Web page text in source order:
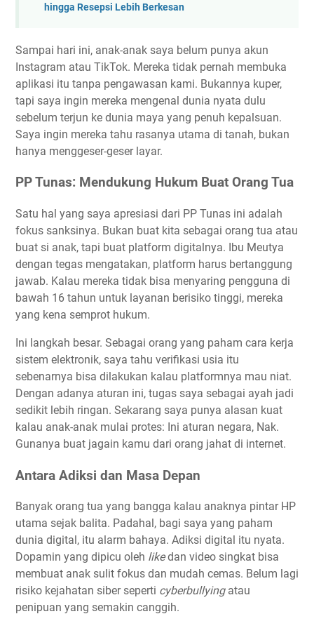
hingga Resepsi Lebih Berkesan
Sampai hari ini, anak-anak saya belum punya akun
Instagram atau TikTok. Mereka tidak pernah membuka
aplikasi itu tanpa pengawasan kami. Bukannya kuper,
tapi saya ingin mereka mengenal dunia nyata dulu
sebelum terjun ke dunia maya yang penuh kepalsuan.
Saya ingin mereka tahu rasanya utama di tanah, bukan
hanya menggeser-geser layar.
PP Tunas: Mendukung Hukum Buat Orang Tua
Satu hal yang saya apresiasi dari PP Tunas ini adalah
fokus sanksinya. Bukan buat kita sebagai orang tua atau
buat si anak, tapi buat platform digitalnya. Ibu Meutya
dengan tegas mengatakan, platform harus bertanggung
jawab. Kalau mereka tidak bisa menyaring pengguna di
bawah 16 tahun untuk layanan berisiko tinggi, mereka
yang kena semprot hukum.
Ini langkah besar. Sebagai orang yang paham cara kerja
sistem elektronik, saya tahu verifikasi usia itu
sebenarnya bisa dilakukan kalau platformnya mau niat.
Dengan adanya aturan ini, tugas saya sebagai ayah jadi
sedikit lebih ringan. Sekarang saya punya alasan kuat
kalau anak-anak mulai protes: Ini aturan negara, Nak.
Gunanya buat jagain kamu dari orang jahat di internet.
Antara Adiksi dan Masa Depan
Banyak orang tua yang bangga kalau anaknya pintar HP
utama sejak balita. Padahal, bagi saya yang paham
dunia digital, itu alarm bahaya. Adiksi digital itu nyata.
Dopamin yang dipicu oleh likedan video singkat bisa
membuat anak sulit fokus dan mudah cemas. Belum lagi
risiko kejahatan siber seperti cyberbullyingatau
penipuan yang semakin canggih.